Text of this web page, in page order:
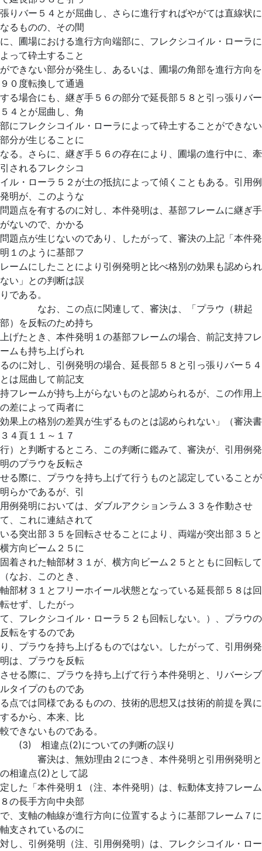
張りバー５４とが屈曲し、さらに進行すればやがては直線状に
なるものの、その間
に、圃場における進行方向端部に、フレクシコイル・ローラに
よって砕土すること
ができない部分が発生し、あるいは、圃場の角部を進行方向を
９０度転換して通過
する場合にも、継ぎ手５６の部分で延長部５８と引っ張りバー
５４とが屈曲し、角
部にフレクシコイル・ローラによって砕土することができない
部分が生じることに
なる。さらに、継ぎ手５６の存在により、圃場の進行中に、牽
引されるフレクシコ
イル・ローラ５２が土の抵抗によって傾くこともある。引用例
発明が、このような
問題点を有するのに対し、本件発明は、基部フレームに継ぎ手
がないので、かかる
問題点が生じないのであり、したがって、審決の上記「本件発
明１のように基部フ
レームにしたことにより引例発明と比べ格別の効果も認められ
ない」との判断は誤
りである。
なお、この点に関連して、審決は、「プラウ（耕起
部）を反転のため持ち
上げたとき、本件発明１の基部フレームの場合、前記支持フレ
ームも持ち上げられ
るのに対し、引例発明の場合、延長部５８と引っ張りバー５４
とは屈曲して前記支
持フレームが持ち上がらないものと認められるが、この作用上
の差によって両者に
効果上の格別の差異が生ずるものとは認められない」（審決書
３４頁１１～１７
行）と判断するところ、この判断に鑑みて、審決が、引用例発
明のプラウを反転さ
せる際に、プラウを持ち上げて行うものと認定していることが
明らかであるが、引
用例発明においては、ダブルアクションラム３３を作動させ
て、これに連結されて
いる突出部３５を回転させることにより、両端が突出部３５と
横方向ビーム２５に
固着された軸部材３１が、横方向ビーム２５とともに回転して
（なお、このとき、
軸部材３１とフリーホイール状態となっている延長部５８は回
転せず、したがっ
て、フレクシコイル・ローラ５２も回転しない。）、プラウの
反転をするのであ
り、プラウを持ち上げるものではない。したがって、引用例発
明は、プラウを反転
させる際に、プラウを持ち上げて行う本件発明と、リバーシブ
ルタイプのものであ
る点では同様であるものの、技術的思想又は技術的前提を異に
するから、本来、比
較できないものである。
(3) 相違点(2)についての判断の誤り
審決は、無効理由２につき、本件発明と引用例発明と
の相違点(2)として認
定した「本件発明１（注、本件発明）は、転動体支持フレーム
８の長手方向中央部
で、支軸の軸線が進行方向に位置するように基部フレーム７に
軸支されているのに
対し、引例発明（注、引用例発明）は、フレクシコイル・ロー